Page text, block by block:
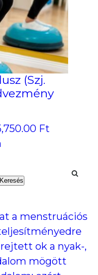
(Szj.
Ft.
Ft
15,750.00
Keresés
a menstruációs
rejtett ok a nyak-,
mögött